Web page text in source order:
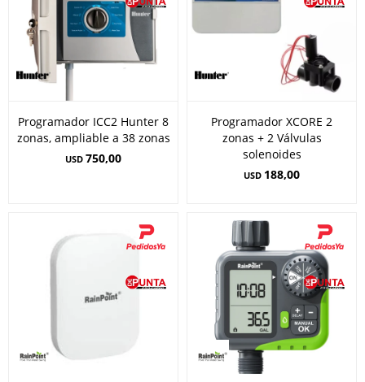
Programador ICC2 Hunter 8
zonas, ampliable a 38 zonas
USD 750,00
Programador XCORE 2
zonas + 2 Válvulas
solenoides
USD 188,00